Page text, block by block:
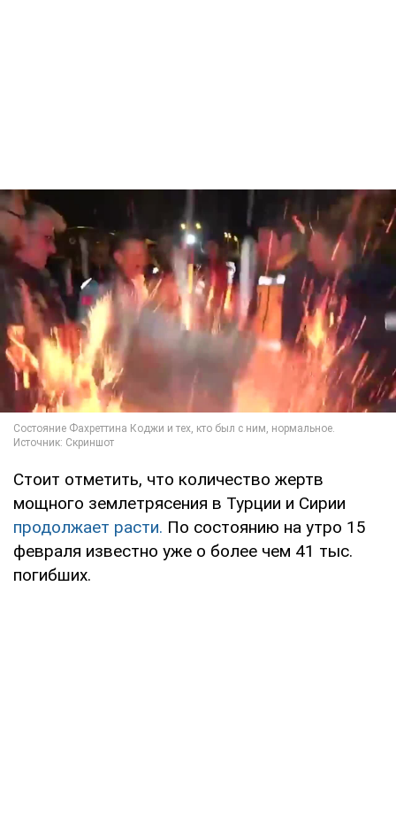
Стоит отметить, что количество жертв
мощного землетрясения в Турции и Сирии
продолжает расти. По состоянию на утро 15
февраля известно уже о более чем 41 тыс.
погибших.